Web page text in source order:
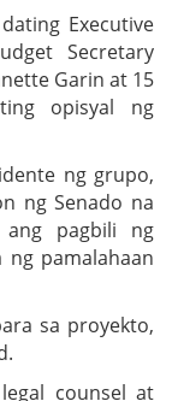
Executive
Secretary
Garin at 15
opisyal ng
ng grupo,
ng Senado na
pagbili ng
ng pamalahaan
sa proyekto,
counsel at